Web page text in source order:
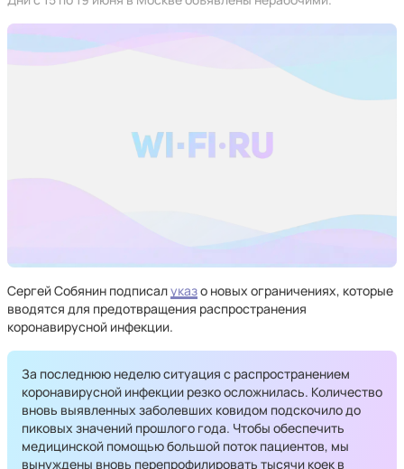
Сергей Собянин подписалуказо новых ограничениях, которые
вводятся для предотвращения распространения
коронавирусной инфекции.
За последнюю неделю ситуация с распространением
коронавирусной инфекции резко осложнилась. Количество
вновь выявленных заболевших ковидом подскочило до
пиковых значений прошлого года. Чтобы обеспечить
медицинской помощью большой поток пациентов, мы
вынуждены вновь перепрофилировать тысячи коек в